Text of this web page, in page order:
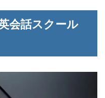
会話スクール